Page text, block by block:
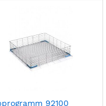
92100